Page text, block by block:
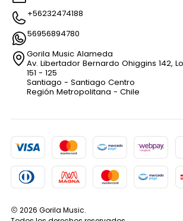
+56232474188
56956894780
Gorila Music Alameda
Av. Libertador Bernardo Ohiggins 142,
151 - 125
Santiago - Santiago Centro
Región Metropolitana - Chile
2026 Gorila Music.